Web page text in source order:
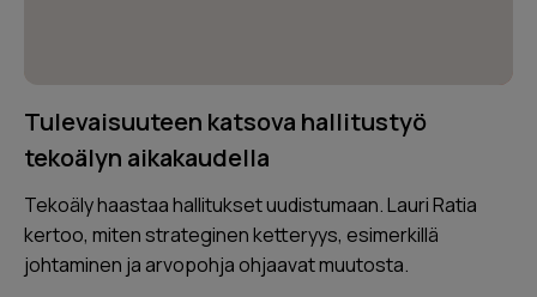
Tulevaisuuteen katsova hallitustyö
tekoälyn aikakaudella
Tekoäly haastaa hallitukset uudistumaan. Lauri Ratia
kertoo, miten strateginen ketteryys, esimerkillä
johtaminen ja arvopohja ohjaavat muutosta.